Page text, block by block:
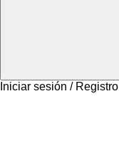
Iniciar sesión / Registro